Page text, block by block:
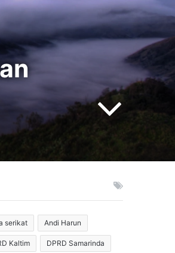
serikat Andi Harun
Kaltim DPRD Samarinda